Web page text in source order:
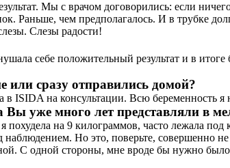
Мы с врачом договорились: если
Раньше, чем предполагалось. И в трубке
Слезы радости!
себе положительный результат и в
или сразу отправились домой?
ISIDA на консультации. Всю беременность я
уже много лет представляли в
на 9 килограммов, часто лежала
Но это, поверьте, совершенно
С одной стороны, мне вроде бы нужно